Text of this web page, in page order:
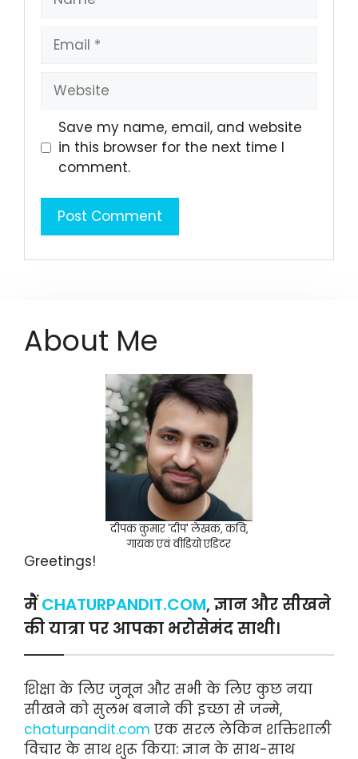
Email
Website
Save my name, email, and website
in this browser for the next time I
comment.
About Me
दीपक कुमार 'दीप' लेखक, कवि,
गायक एवं वीडियो एडिटर
Greetings!
मैं CHATURPANDIT.COM, ज्ञान और सीखने
की यात्रा पर आपका भरोसेमंद साथी।
शिक्षा के लिए जुनून और सभी के लिए कुछ नया
सीखने को सुलभ बनाने की इच्छा से जन्मे,
chaturpandit.com एक सरल लेकिन शक्तिशाली
विचार के साथ शुरू किया: ज्ञान के साथ-साथ